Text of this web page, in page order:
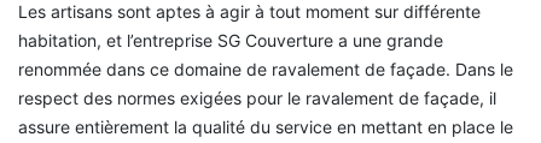
Les artisans sont aptes à agir à tout moment sur différente
habitation, et l’entreprise SG Couverture a une grande
renommée dans ce domaine de ravalement de façade. Dans le
respect des normes exigées pour le ravalement de façade, il
assure entièrement la qualité du service en mettant en place le